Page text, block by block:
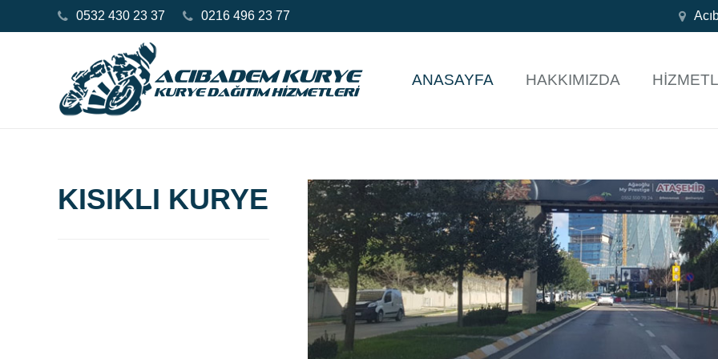
0532 430 23 37 0216 496 23 77
ANASAYFA HAKKIMIZDA
KISIKLI KURYE